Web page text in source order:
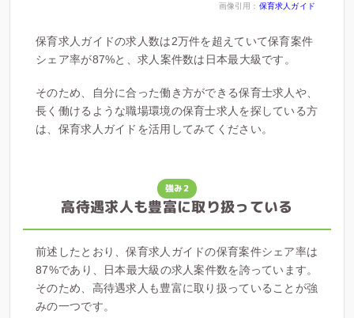
画像引用： 保育求人ガイド
保育求人ガイドの求人数は2万件を超えていて保育案件
シェア率が87%と、求人案件数は日本最大級です。
そのため、自分に合った働き方ができる保育士求人や、
長く働けるような職場環境の保育士求人を探している方
は、保育求人ガイドを活用してみてください。
強み2
高待遇求人も豊富に取り扱っている
前述したとおり、保育求人ガイドの保育案件シェア率は
87%であり、日本最大級の求人案件数を誇っています。
そのため、高待遇求人も豊富に取り扱っていることが強
みの一つです。